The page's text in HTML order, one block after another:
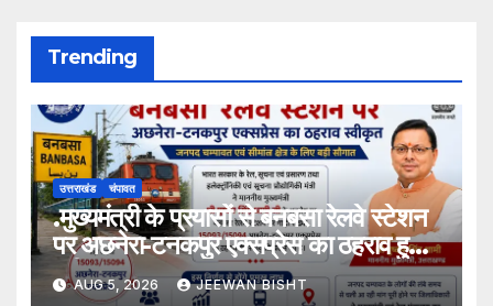
Trending
उत्तराखंड चंपावत
.मुख्यमंत्री के प्रयासों से बनबसा रेलवे स्टेशन
पर अछनेरा-टनकपुर एक्सप्रेस का ठहराव हुआ
स्वीकृत
AUG 5, 2026 JEEWAN BISHT